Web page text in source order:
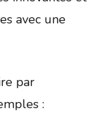
avec une
par
: